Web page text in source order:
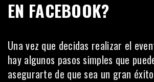
EN FACEBOOK?
Una vez que decidas realizar el
hay algunos pasos simples que
asegurarte de que sea un gran